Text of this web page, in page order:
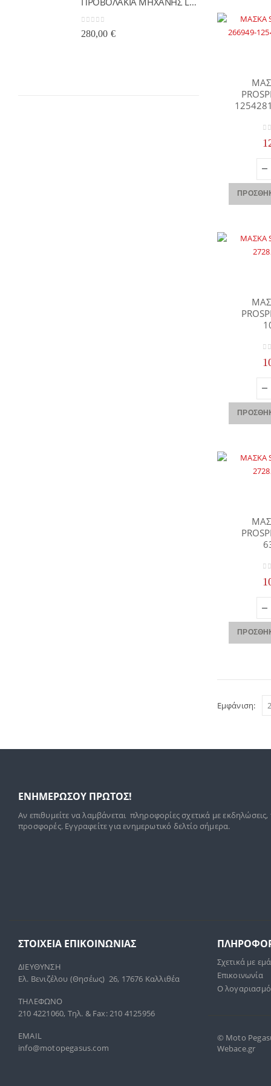
Εμφάνιση:
0 out of 5
280,00 €
ΕΝΗΜΕΡΩΣΟΥ ΠΡΩΤΟΣ!
Αν επιθυμείτε να λαμβάνεται πληροφορίες σχετικά με εκδηλώσεις,
προσφορές. Εγγραφείτε για ενημερωτικό δελτίο σήμερα.
ΣΤΟΙΧΕΊΑ ΕΠΙΚΟΙΝΩΝΊΑΣ
ΔΙΕΥΘΥΝΣΗ
Ελ. Βενιζέλου (Θησέως) 26, 17676 Καλλιθέα
ΤΗΛΕΦΩΝΟ
210 4221060, Τηλ. & Fax: 210 4125956
EMAIL
info@motopegasus.com
Σχετικά με
Επικοινωνία
Ο
© Moto
Webace.gr